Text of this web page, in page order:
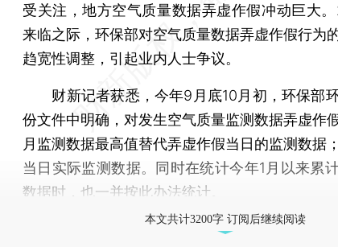
受关注，地方空气质量数据弄虚作假冲动巨大
来临之际，环保部对空气质量数据弄虚作假行为
趋宽性调整，引起业内人士争议。
财新记者获悉，今年9月底10月初，环保部
份文件中明确，对发生空气质量监测数据弄虚作
月监测数据最高值替代弄虚作假当日的监测数据
当日实际监测数据。同时在统计今年1月以来累
数据时，也一并按此办法统计。
本文共计3200字 订阅后继续阅读